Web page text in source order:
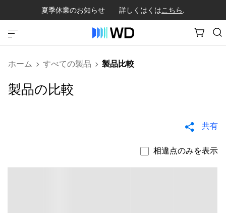
夏季休業のお知らせ 詳しくはくはこちら.
ホーム すべての製品 製品比較
製品の比較
共有
相違点のみを表示